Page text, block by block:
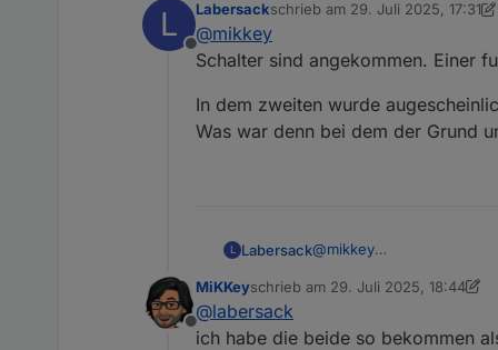
L
Offline
Labersackschrieb am 29. Juli 2025, 17:31
zuletzt editiert von Labersack
@mikkey
Schalter sind angekommen. Einer
In dem zweiten wurde
Was war denn bei dem der Grund
L Labersack@mikkey
In dem zweiten wurde
Offline
MiKKeyschrieb am 29. Juli 2025, 18:44
zuletzt editiert von MiKKey
@labersack
ich habe die beide so bekommen